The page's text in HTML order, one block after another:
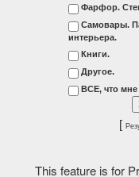
Фарфор.
Самовары.
интерьера.
Книги.
Другое.
ВСЕ, что мне
[
This feature is for